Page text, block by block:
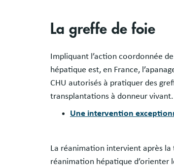
La greffe de foie
Impliquant l’action coordonnée
hépatique est, en France,
CHU autorisés à pratiquer des
transplantations à donneur vivant.
Une intervention
La réanimation intervient après
réanimation hépatique d’orienter